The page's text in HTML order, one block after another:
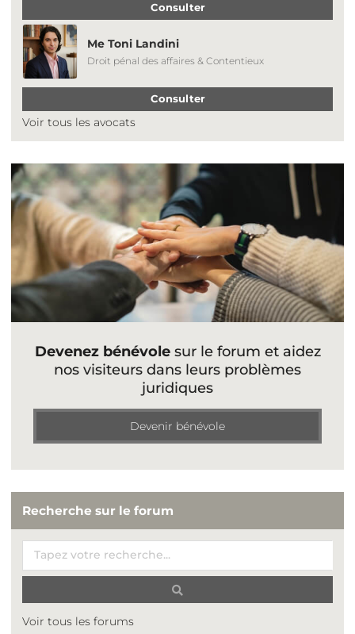
Consulter
Me Toni Landini
Droit pénal des affaires & Contentieux
Consulter
Voir tous les avocats
Devenez bénévolesur le forum et aidez
nos visiteurs dans leurs problèmes
juridiques
Devenir bénévole
Recherche sur le forum
Voir tous les forums